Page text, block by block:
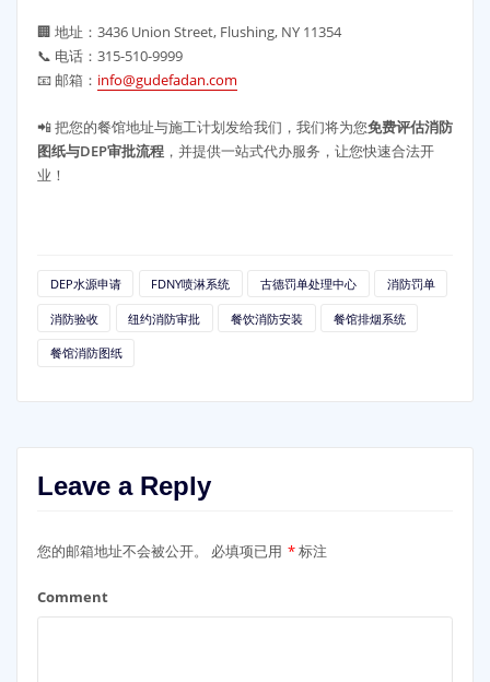
🏢 地址：3436 Union Street, Flushing, NY 11354
📞 电话：315-510-9999
📧 邮箱： info@gudefadan.com
📲 把您的餐馆地址与施工计划发给我们，我们将为您免费评估消防
图纸与DEP审批流程，并提供一站式代办服务，让您快速合法开
业！
DEP水源申请 FDNY喷淋系统 古德罚单处理中心 消防罚单
消防验收 纽约消防审批 餐饮消防安装 餐馆排烟系统
餐馆消防图纸
Leave a Reply
您的邮箱地址不会被公开。 必填项已用 *标注
Comment